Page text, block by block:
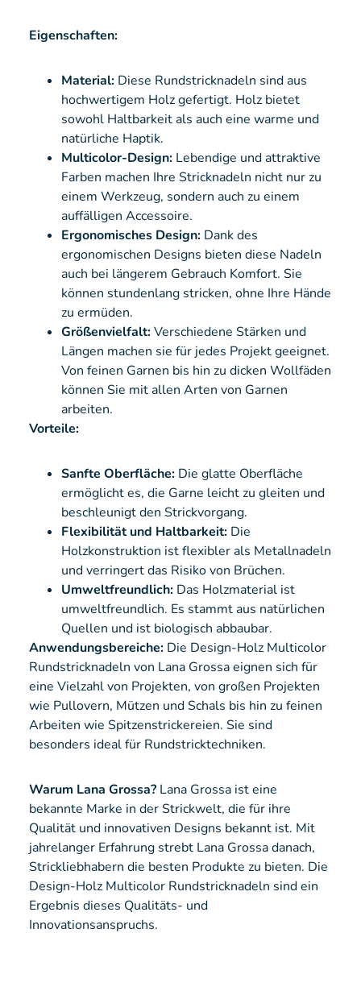
Eigenschaften:
Material: Diese Rundstricknadeln sind aus
hochwertigem Holz gefertigt. Holz bietet
sowohl Haltbarkeit als auch eine warme und
natürliche Haptik.
Multicolor-Design: Lebendige und attraktive
Farben machen Ihre Stricknadeln nicht nur zu
einem Werkzeug, sondern auch zu einem
auffälligen Accessoire.
Ergonomisches Design: Dank des
ergonomischen Designs bieten diese Nadeln
auch bei längerem Gebrauch Komfort. Sie
können stundenlang stricken, ohne Ihre Hände
zu ermüden.
Größenvielfalt:Verschiedene Stärken und
Längen machen sie für jedes Projekt geeignet.
Von feinen Garnen bis hin zu dicken Wollfäden
können Sie mit allen Arten von Garnen
arbeiten.
Vorteile:
Sanfte Oberfläche: Die glatte Oberfläche
ermöglicht es, die Garne leicht zu gleiten und
beschleunigt den Strickvorgang.
Flexibilität und Haltbarkeit: Die
Holzkonstruktion ist flexibler als Metallnadeln
und verringert das Risiko von Brüchen.
Umweltfreundlich: Das Holzmaterial ist
umweltfreundlich. Es stammt aus natürlichen
Quellen und ist biologisch abbaubar.
Anwendungsbereiche: Die Design-Holz Multicolor
Rundstricknadeln von Lana Grossa eignen sich für
eine Vielzahl von Projekten, von großen Projekten
wie Pullovern, Mützen und Schals bis hin zu feinen
Arbeiten wie Spitzenstrickereien. Sie sind
besonders ideal für Rundstricktechniken.
Warum Lana Grossa? Lana Grossa ist eine
bekannte Marke in der Strickwelt, die für ihre
Qualität und innovativen Designs bekannt ist. Mit
jahrelanger Erfahrung strebt Lana Grossa danach,
Strickliebhabern die besten Produkte zu bieten. Die
Design-Holz Multicolor Rundstricknadeln sind ein
Ergebnis dieses Qualitäts- und
Innovationsanspruchs.